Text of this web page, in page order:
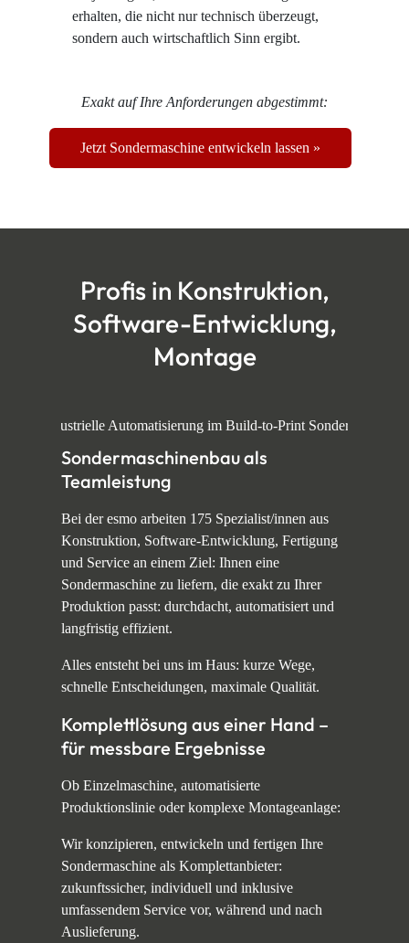
erhalten, die nicht nur technisch überzeugt,
sondern auch wirtschaftlich Sinn ergibt.
Exakt auf Ihre Anforderungen abgestimmt:
Jetzt Sondermaschine entwickeln lassen »
Profis in Konstruktion,
Software-Entwicklung,
Montage
Sondermaschinenbau als
Teamleistung
Bei der esmo arbeiten 175 Spezialist/innen aus
Konstruktion, Software-Entwicklung, Fertigung
und Service an einem Ziel: Ihnen eine
Sondermaschine zu liefern, die exakt zu Ihrer
Produktion passt: durchdacht, automatisiert und
langfristig effizient.
Alles entsteht bei uns im Haus: kurze Wege,
schnelle Entscheidungen, maximale Qualität.
Komplettlösung aus einer Hand –
für messbare Ergebnisse
Ob Einzelmaschine, automatisierte
Produktionslinie oder komplexe Montageanlage:
Wir konzipieren, entwickeln und fertigen Ihre
Sondermaschine als Komplettanbieter:
zukunftssicher, individuell und inklusive
umfassendem Service vor, während und nach
Auslieferung.